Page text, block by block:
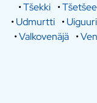
•Tšekki •
•Udmurtti •Uiguuri
•Valkovenäjä •